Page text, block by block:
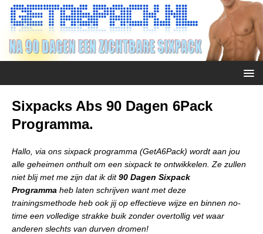
Sixpacks Abs 90 Dagen 6Pack
Programma.
Hallo, via ons sixpack programma (GetA6Pack) wordt aan jou
alle geheimen onthult om een sixpack te ontwikkelen. Ze zullen
niet blij met me zijn dat ik dit90 Dagen Sixpack
Programma heb laten schrijven want met deze
trainingsmethode heb ook jij op effectieve wijze en binnen no-
time een volledige strakke buik zonder overtollig vet waar
anderen slechts van durven dromen!